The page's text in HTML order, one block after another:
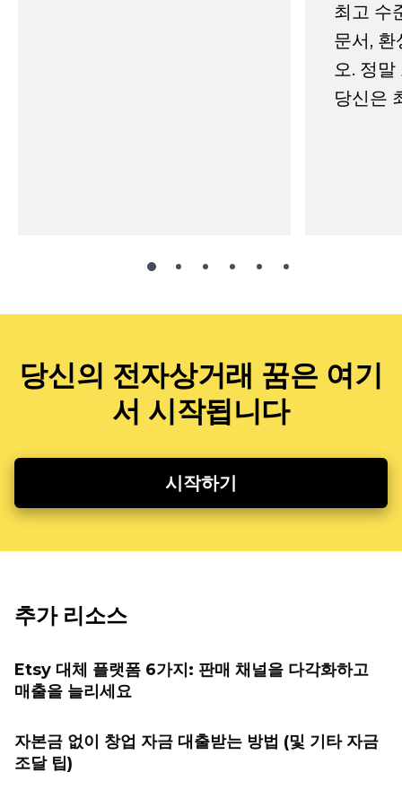
최고 수
문서,
오. 정
당신은
당신의 전자상거래 꿈은 여기
서 시작됩니다
시작하기
추가 리소스
Etsy 대체 플랫폼 6가지: 판매 채널을 다각화하고
매출을 늘리세요
자본금 없이 창업 자금 대출받는 방법 (및 기타 자금
조달 팁)